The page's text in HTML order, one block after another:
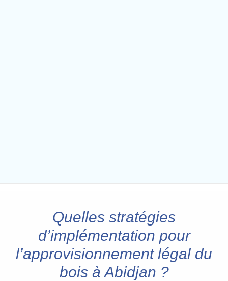
Quelles stratégies
d’implémentation pour
l’approvisionnement légal du
bois à Abidjan ?